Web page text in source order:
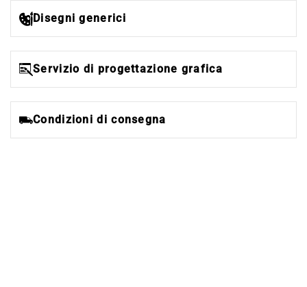
Disegni generici
Servizio di progettazione grafica
Condizioni di consegna